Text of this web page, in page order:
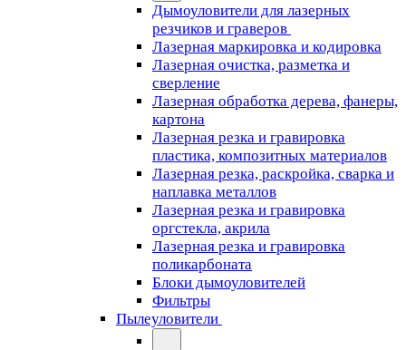
Дымоуловители для лазерных
резчиков и граверов
Лазерная маркировка и кодировка
Лазерная очистка, разметка и
сверление
Лазерная обработка дерева, фанеры,
картона
Лазерная резка и гравировка
пластика, композитных материалов
Лазерная резка, раскройка, сварка и
наплавка металлов
Лазерная резка и гравировка
оргстекла, акрила
Лазерная резка и гравировка
поликарбоната
Блоки дымоуловителей
Фильтры
Пылеуловители